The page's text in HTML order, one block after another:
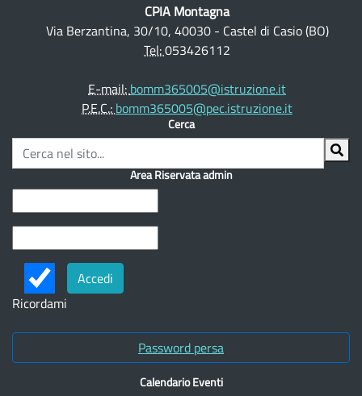
Servizi
Sportello
psicologico
Sportello
di
mediazione
culturale
Tirocini
Contatti
CPIA Montagna
Via Berzantina, 30/10, 40030 - Castel di Casio (BO)
Tel:053426112
E-mail: bomm365005@istruzione.it
P.E.C.: bomm365005@pec.istruzione.it
Cerca
Area Riservata admin
Ricordami
Password persa
Calendario Eventi